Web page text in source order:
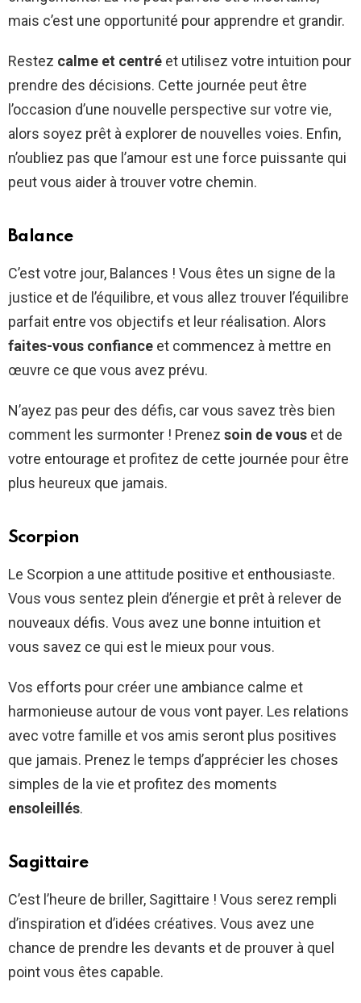
mais c’est une opportunité pour apprendre et grandir.
Restez calme et centré et utilisez votre intuition pour
prendre des décisions. Cette journée peut être
l’occasion d’une nouvelle perspective sur votre vie,
alors soyez prêt à explorer de nouvelles voies. Enfin,
n’oubliez pas que l’amour est une force puissante qui
peut vous aider à trouver votre chemin.
Balance
C’est votre jour, Balances ! Vous êtes un signe de la
justice et de l’équilibre, et vous allez trouver l’équilibre
parfait entre vos objectifs et leur réalisation. Alors
faites-vous confiance et commencez à mettre en
œuvre ce que vous avez prévu.
N’ayez pas peur des défis, car vous savez très bien
comment les surmonter ! Prenez soin de vous et de
votre entourage et profitez de cette journée pour être
plus heureux que jamais.
Scorpion
Le Scorpion a une attitude positive et enthousiaste.
Vous vous sentez plein d’énergie et prêt à relever de
nouveaux défis. Vous avez une bonne intuition et
vous savez ce qui est le mieux pour vous.
Vos efforts pour créer une ambiance calme et
harmonieuse autour de vous vont payer. Les relations
avec votre famille et vos amis seront plus positives
que jamais. Prenez le temps d’apprécier les choses
simples de la vie et profitez des moments
ensoleillés.
Sagittaire
C’est l’heure de briller, Sagittaire ! Vous serez rempli
d’inspiration et d’idées créatives. Vous avez une
chance de prendre les devants et de prouver à quel
point vous êtes capable.